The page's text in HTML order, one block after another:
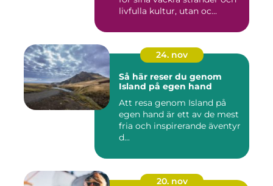
livfulla kultur, utan oc...
24. nov
Så här reser du genom
Island på egen hand
Att resa genom Island på
egen hand är ett av de mest
fria och inspirerande äventyr
d...
20. nov